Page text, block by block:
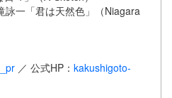
詠一「君は天然色」（Niagara
／ 公式HP： kakushigoto-